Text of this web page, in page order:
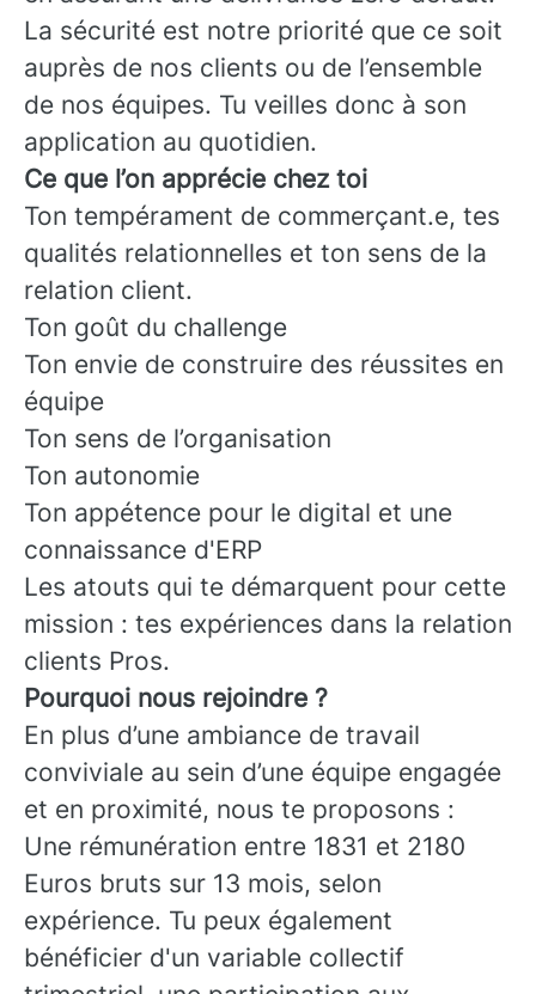
La sécurité est notre priorité que ce soit
auprès de nos clients ou de l’ensemble
de nos équipes. Tu veilles donc à son
application au quotidien.
Ce que l’on apprécie chez toi
Ton tempérament de commerçant.e, tes
qualités relationnelles et ton sens de la
relation client.
Ton goût du challenge
Ton envie de construire des réussites en
équipe
Ton sens de l’organisation
Ton autonomie
Ton appétence pour le digital et une
connaissance d'ERP
Les atouts qui te démarquent pour cette
mission : tes expériences dans la relation
clients Pros.
Pourquoi nous rejoindre ?
En plus d’une ambiance de travail
conviviale au sein d’une équipe engagée
et en proximité, nous te proposons :
Une rémunération entre 1831 et 2180
Euros bruts sur 13 mois, selon
expérience. Tu peux également
bénéficier d'un variable collectif